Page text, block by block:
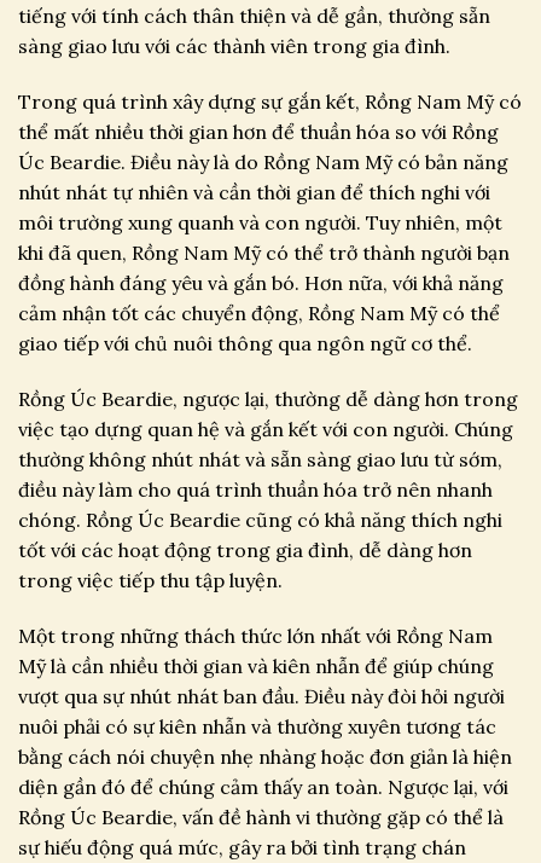
tiếng với tính cách thân thiện và dễ gần, thường sẵn
sàng giao lưu với các thành viên trong gia đình.
Trong quá trình xây dựng sự gắn kết, Rồng Nam Mỹ có
thể mất nhiều thời gian hơn để thuần hóa so với Rồng
Úc Beardie. Điều này là do Rồng Nam Mỹ có bản năng
nhút nhát tự nhiên và cần thời gian để thích nghi với
môi trường xung quanh và con người. Tuy nhiên, một
khi đã quen, Rồng Nam Mỹ có thể trở thành người bạn
đồng hành đáng yêu và gắn bó. Hơn nữa, với khả năng
cảm nhận tốt các chuyển động, Rồng Nam Mỹ có thể
giao tiếp với chủ nuôi thông qua ngôn ngữ cơ thể.
Rồng Úc Beardie, ngược lại, thường dễ dàng hơn trong
việc tạo dựng quan hệ và gắn kết với con người. Chúng
thường không nhút nhát và sẵn sàng giao lưu từ sớm,
điều này làm cho quá trình thuần hóa trở nên nhanh
chóng. Rồng Úc Beardie cũng có khả năng thích nghi
tốt với các hoạt động trong gia đình, dễ dàng hơn
trong việc tiếp thu tập luyện.
Một trong những thách thức lớn nhất với Rồng Nam
Mỹ là cần nhiều thời gian và kiên nhẫn để giúp chúng
vượt qua sự nhút nhát ban đầu. Điều này đòi hỏi người
nuôi phải có sự kiên nhẫn và thường xuyên tương tác
bằng cách nói chuyện nhẹ nhàng hoặc đơn giản là hiện
diện gần đó để chúng cảm thấy an toàn. Ngược lại, với
Rồng Úc Beardie, vấn đề hành vi thường gặp có thể là
sự hiếu động quá mức, gây ra bởi tình trạng chán